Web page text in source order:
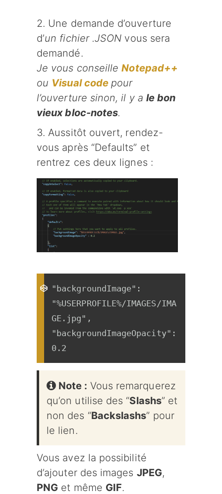
2. Une demande d’ouverture
d’un fichier .JSON vous sera
demandé.
Je vous conseilleNotepad++
ou Visual code pour
l’ouverture sinon, il y a le bon
vieux bloc-notes.
3. Aussitôt ouvert, rendez-
vous après “Defaults” et
rentrez ces deux lignes :
"backgroundImage":
"%USERPROFILE%/IMAGES/IMA
GE.jpg",
"backgroundImageOpacity":
0.2
Note : Vous remarquerez
qu’on utilise des “Slashs” et
non des “Backslashs” pour
le lien.
Vous avez la possibilité
d’ajouter des images JPEG,
PNG et même GIF.